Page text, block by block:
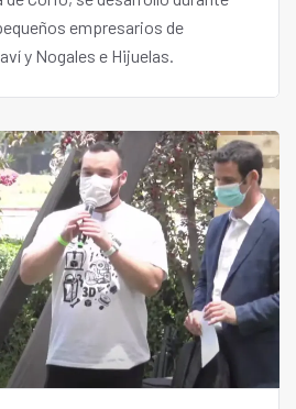
empresarios de
y Nogales e Hijuelas.